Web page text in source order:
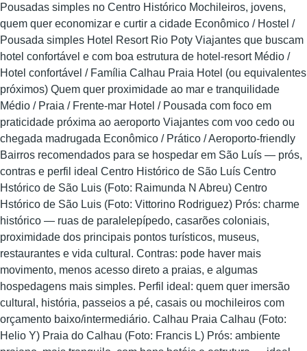
Pousadas simples no Centro Histórico Mochileiros, jovens,
quem quer economizar e curtir a cidade Econômico / Hostel /
Pousada simples Hotel Resort Rio Poty Viajantes que buscam
hotel confortável e com boa estrutura de hotel‑resort Médio /
Hotel confortável / Família Calhau Praia Hotel (ou equivalentes
próximos) Quem quer proximidade ao mar e tranquilidade
Médio / Praia / Frente‑mar Hotel / Pousada com foco em
praticidade próxima ao aeroporto Viajantes com voo cedo ou
chegada madrugada Econômico / Prático / Aeroporto‑friendly
Bairros recomendados para se hospedar em São Luís — prós,
contras e perfil ideal Centro Histórico de São Luís Centro
Hstórico de São Luis (Foto: Raimunda N Abreu) Centro
Hstórico de São Luis (Foto: Vittorino Rodriguez) Prós: charme
histórico — ruas de paralelepípedo, casarões coloniais,
proximidade dos principais pontos turísticos, museus,
restaurantes e vida cultural. Contras: pode haver mais
movimento, menos acesso direto a praias, e algumas
hospedagens mais simples. Perfil ideal: quem quer imersão
cultural, história, passeios a pé, casais ou mochileiros com
orçamento baixo/intermediário. Calhau Praia Calhau (Foto:
Helio Y) Praia do Calhau (Foto: Francis L) Prós: ambiente